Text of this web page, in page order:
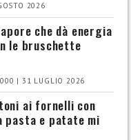
2026
che dà energia
le bruschette
| 31 LUGLIO 2026
ai fornelli con
pasta e patate mi